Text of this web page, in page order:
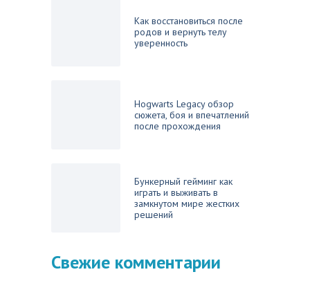
Как восстановиться после
родов и вернуть телу
уверенность
Hogwarts Legacy обзор
сюжета, боя и впечатлений
после прохождения
Бункерный гейминг как
играть и выживать в
замкнутом мире жестких
решений
Свежие комментарии